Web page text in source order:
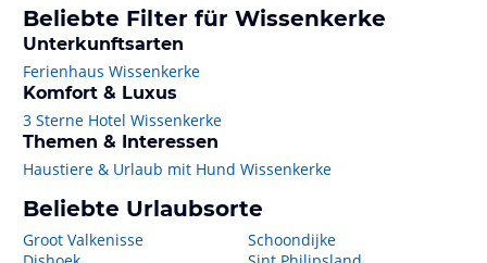
Beliebte Filter für Wissenkerke
Unterkunftsarten
Ferienhaus Wissenkerke
Komfort & Luxus
3 Sterne Hotel Wissenkerke
Themen & Interessen
Haustiere & Urlaub mit Hund Wissenkerke
Beliebte Urlaubsorte
Groot Valkenisse
Schoondijke